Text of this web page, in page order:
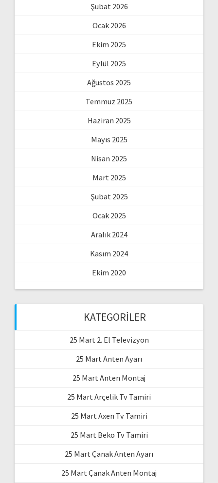
Şubat 2026
Ocak 2026
Ekim 2025
Eylül 2025
Ağustos 2025
Temmuz 2025
Haziran 2025
Mayıs 2025
Nisan 2025
Mart 2025
Şubat 2025
Ocak 2025
Aralık 2024
Kasım 2024
Ekim 2020
KATEGORILER
25 Mart 2. El Televizyon
25 Mart Anten Ayarı
25 Mart Anten Montaj
25 Mart Arçelik Tv Tamiri
25 Mart Axen Tv Tamiri
25 Mart Beko Tv Tamiri
25 Mart Çanak Anten Ayarı
25 Mart Çanak Anten Montaj